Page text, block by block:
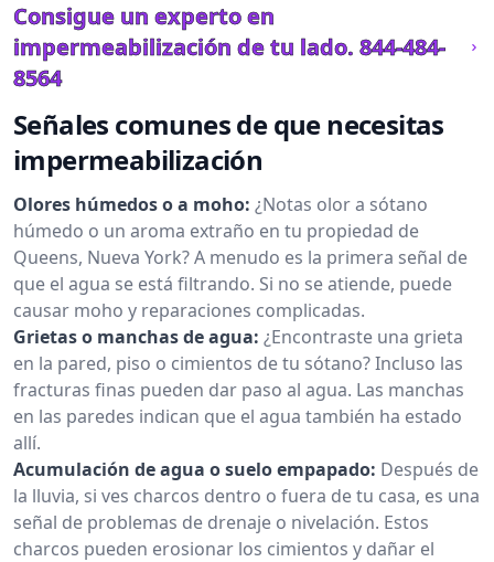
Consigue un experto en
impermeabilización de tu lado. 844-484-
8564
Señales comunes de que necesitas
impermeabilización
Olores húmedos o a moho: ¿Notas olor a sótano
húmedo o un aroma extraño en tu propiedad de
Queens, Nueva York? A menudo es la primera señal de
que el agua se está filtrando. Si no se atiende, puede
causar moho y reparaciones complicadas.
Grietas o manchas de agua: ¿Encontraste una grieta
en la pared, piso o cimientos de tu sótano? Incluso las
fracturas finas pueden dar paso al agua. Las manchas
en las paredes indican que el agua también ha estado
allí.
Acumulación de agua o suelo empapado: Después de
la lluvia, si ves charcos dentro o fuera de tu casa, es una
señal de problemas de drenaje o nivelación. Estos
charcos pueden erosionar los cimientos y dañar el